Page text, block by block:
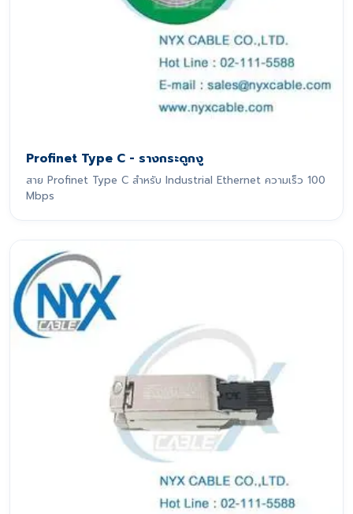
Profinet Type C - รางกระดูกงู
สาย Profinet Type C สำหรับ Industrial Ethernet ความเร็ว 100
Mbps